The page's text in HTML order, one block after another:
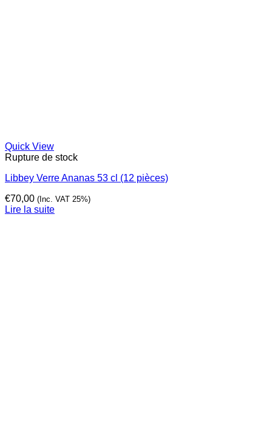
Quick View
Rupture de stock
Libbey Verre Ananas 53 cl (12 pièces)
€70,00 (Inc. VAT 25%)
Lire la suite